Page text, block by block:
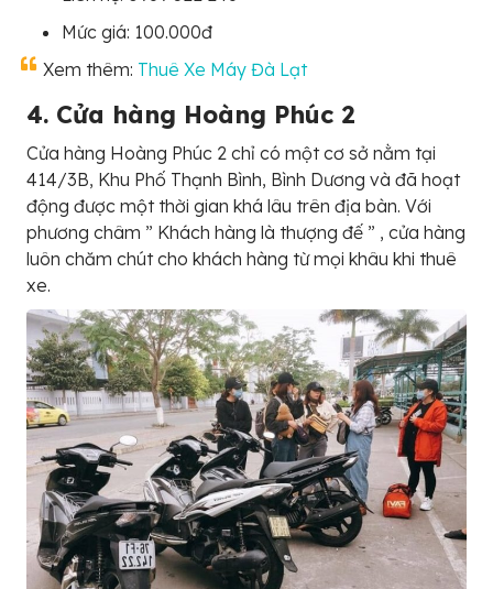
Mức giá: 100.000đ
Xem thêm: Thuê Xe Máy Đà Lạt
4. Cửa hàng Hoàng Phúc 2
Cửa hàng Hoàng Phúc 2 chỉ có một cơ sở nằm tại
414/3B, Khu Phố Thạnh Bình, Bình Dương và đã hoạt
động được một thời gian khá lâu trên địa bàn. Với
phương châm ” Khách hàng là thượng đế ” , cửa hàng
luôn chăm chút cho khách hàng từ mọi khâu khi thuê
xe.